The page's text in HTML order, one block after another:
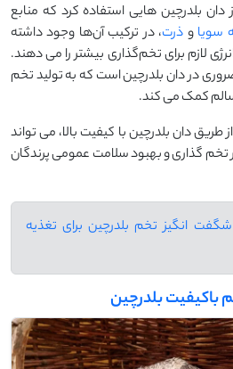
دان بلدرچین ‌هایی استفاده کرد که منابع
سویا و ذرت، در ترکیب آن‌ها وجود داشته
لازم برای تخم‌گذاری بیشتر را می ‌دهند.
در دان بلدرچین است که به تولید تخم‌
کمک می ‌کند.
دان بلدرچین با کیفیت بالا، می ‌تواند
تخم ‌گذاری و بهبود سلامت عمومی پرندگان
انگیز تخم بلدرچین برای تغذیه
بلدرچین